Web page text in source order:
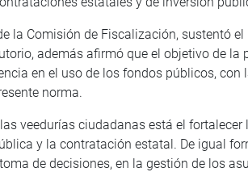
la Comisión de Fiscalización, sustentó
además afirmó que el objetivo de la
en el uso de los fondos públicos, con
norma.
veedurías ciudadanas está el
y la contratación estatal. De igual
de decisiones, en la gestión de los